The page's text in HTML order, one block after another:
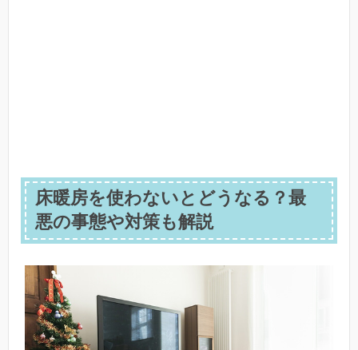
床暖房を使わないとどうなる？最
悪の事態や対策も解説